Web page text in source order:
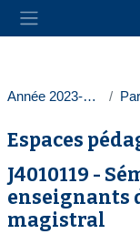
Passer au contenu
Panneau latéral
Année 2023-2024
Espaces
J4010119 -
enseignants
magistral